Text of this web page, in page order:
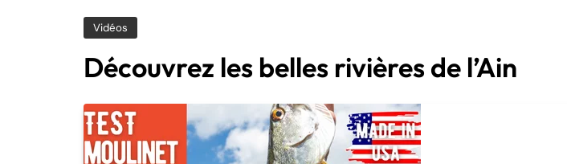
Vidéos
Découvrez les belles rivières de l’Ain